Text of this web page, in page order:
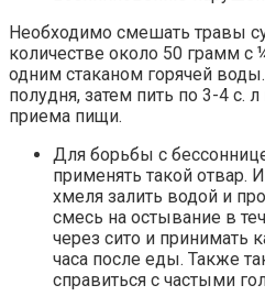
Необходимо смешать травы
количестве около 50 грамм с
одним стаканом горячей
полудня, затем пить по 3-4 с.
приема пищи.
Для борьбы с
применять такой
хмеля залить водой и
смесь на остывание в
через сито и принимать
часа после еды. Также
справиться с частыми